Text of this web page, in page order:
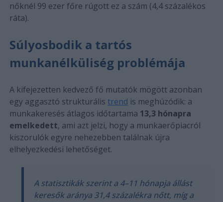
nőknél 99 ezer főre rúgott ez a szám (4,4 százalékos
ráta).
Súlyosbodik a tartós
munkanélküliség problémája
A kifejezetten kedvező fő mutatók mögött azonban
egy aggasztó strukturális trend is meghúzódik: a
munkakeresés átlagos időtartama 13,3 hónapra
emelkedett, ami azt jelzi, hogy a munkaerőpiacról
kiszorulók egyre nehezebben találnak újra
elhelyezkedési lehetőséget.
A statisztikák szerint a 4–11 hónapja állást
keresők aránya 31,4 százalékra nőtt, míg a